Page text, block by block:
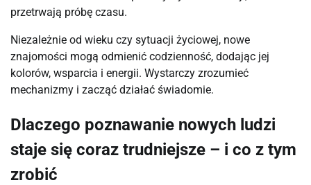
przetrwają próbę czasu.
Niezależnie od wieku czy sytuacji życiowej, nowe
znajomości mogą odmienić codzienność, dodając jej
kolorów, wsparcia i energii. Wystarczy zrozumieć
mechanizmy i zacząć działać świadomie.
Dlaczego poznawanie nowych ludzi
staje się coraz trudniejsze – i co z tym
zrobić